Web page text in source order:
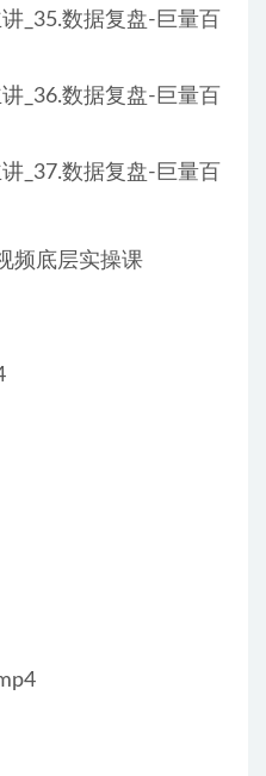
_35.数据复盘-巨量百
_36.数据复盘-巨量百
_37.数据复盘-巨量百
频底层实操课